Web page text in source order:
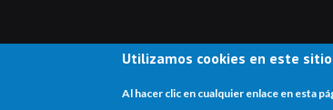
Utilizamos cookies en este
Al hacer clic en cualquier enlace en esta